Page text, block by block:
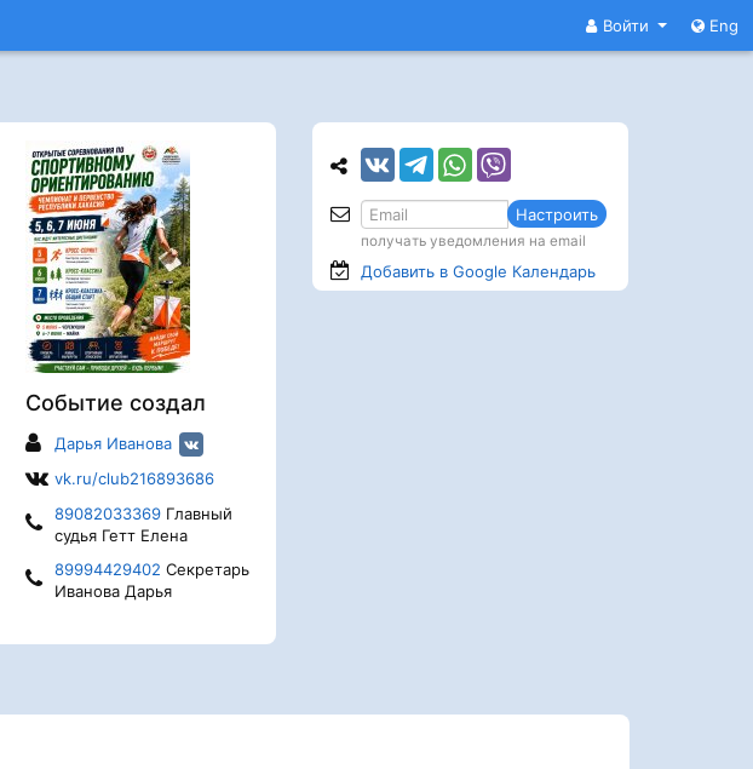
Войти Eng
Событие создал
Дарья Иванова
vk.ru/club216893686
89082033369Главный
судья Гетт Елена
89994429402 Секретарь
Иванова Дарья
Настроить
получать уведомления на email
Добавить в Google Календарь